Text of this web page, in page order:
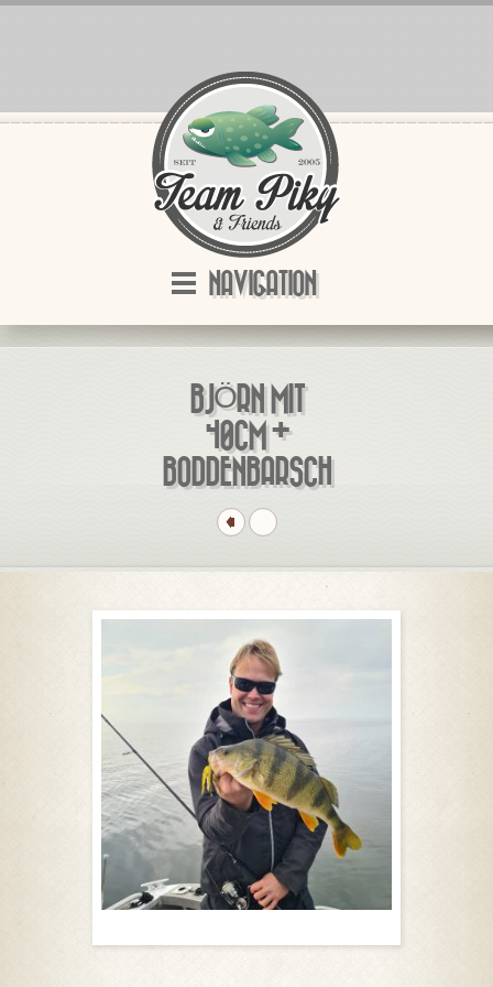
NAVIGATION
BJÖRN MIT
40CM +
BODDENBARSCH